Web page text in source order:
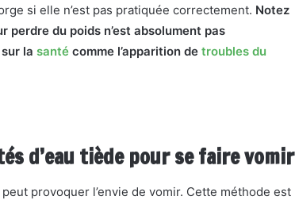
si elle n’est pas pratiquée correctement. Notez
du poids n’est absolument pas
la santé comme l’apparition de troubles du
d’eau tiède pour se faire vomir
provoquer l’envie de vomir. Cette méthode est